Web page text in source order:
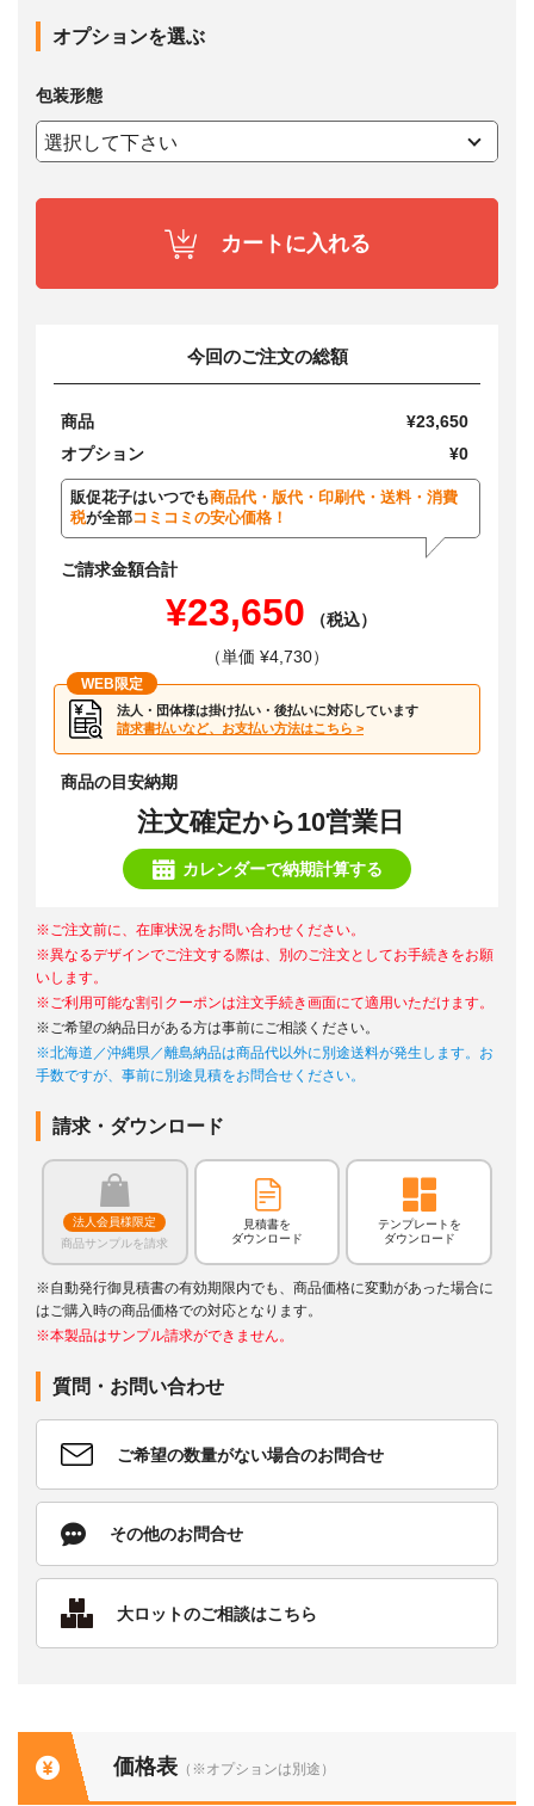
オプションを選ぶ
包装形態
カートに入れる
今回のご注文の総額
商品
¥23,650
オプション
¥0
販促花子はいつでも商品代・版代・印刷代・送料・消費
税が全部コミコミの安心価格！
ご請求金額合計
¥23,650
（税込）
（単価 ¥4,730）
WEB限定
法人・団体様は掛け払い・後払いに対応しています
請求書払いなど、お支払い方法はこちら >
商品の目安納期
注文確定から10営業日
カレンダーで納期計算する
※ご注文前に、在庫状況をお問い合わせください。
※異なるデザインでご注文する際は、別のご注文としてお手続きをお願
いします。
※ご利用可能な割引クーポンは注文手続き画面にて適用いただけます。
※ご希望の納品日がある方は事前にご相談ください。
※北海道／沖縄県／離島納品は商品代以外に別途送料が発生します。お
手数ですが、事前に別途見積をお問合せください。
請求・ダウンロード
法人会員様限定
商品サンプルを請求
見積書を
ダウンロード
テンプレートを
ダウンロード
※自動発行御見積書の有効期限内でも、商品価格に変動があった場合に
はご購入時の商品価格での対応となります。
※本製品はサンプル請求ができません。
質問・お問い合わせ
ご希望の数量がない場合のお問合せ
その他のお問合せ
大ロットのご相談はこちら
価格表 （※オプションは別途）